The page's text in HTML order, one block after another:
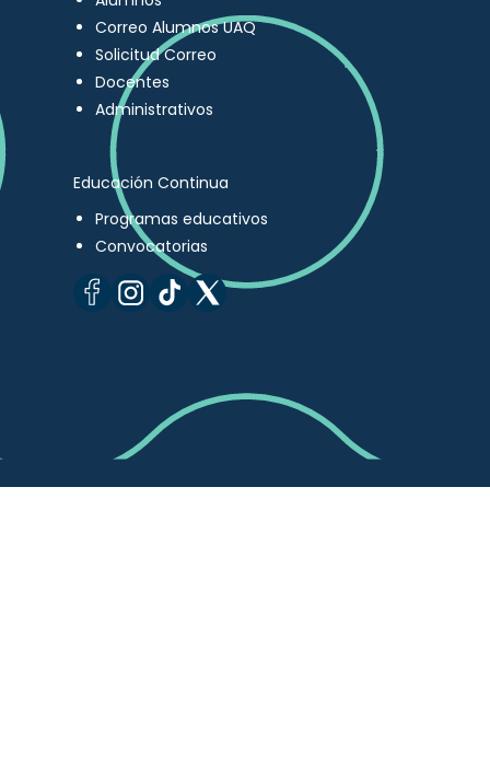
Correo Alumnos UAQ
Solicitud Correo
Docentes
Administrativos
Educación Continua
Programas educativos
Convocatorias